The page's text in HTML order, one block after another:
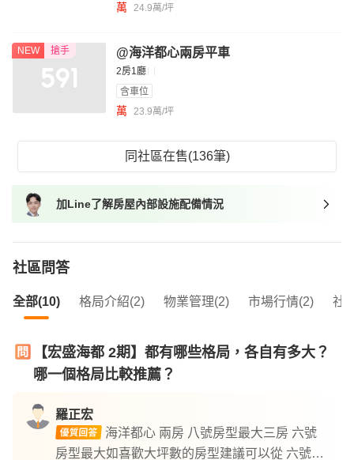
萬 24.9萬/坪
NEW 搶手 @海洋都心兩房平車
2房1廳
含車位
萬 23.9萬/坪
同社區在售(136筆)
加Line了解房屋內部設施配備情況
社區問答
全部(10) 格局介紹(2) 物業管理(2) 市場行情(2) 社
【宏盛海都 2期】都有哪些格局，各自有多大？
哪一個格局比較推薦？
羅正宏
海洋都心 兩房 八號房型最大三房 六號
房型最大如喜歡大坪數的房型建議可以從 六號和